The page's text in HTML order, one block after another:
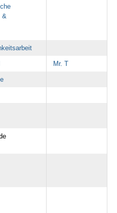
&
Mr. T